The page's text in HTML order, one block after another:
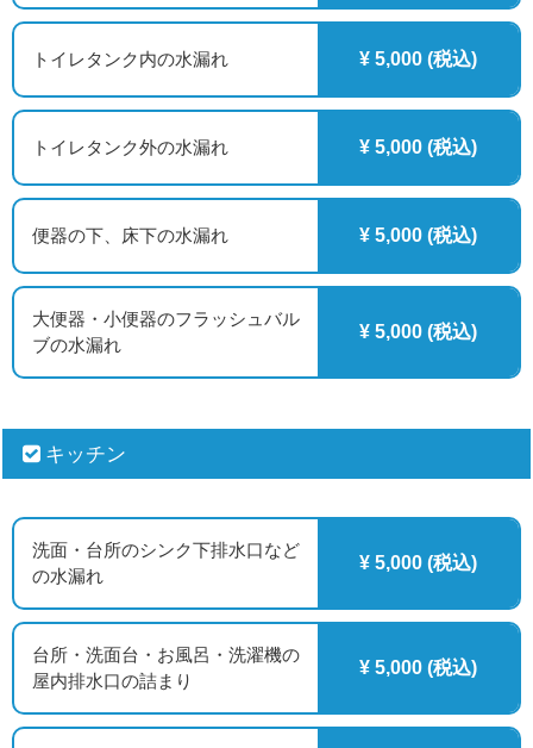
トイレタンク内の水漏れ ¥ 5,000 (税込)
トイレタンク外の水漏れ ¥ 5,000 (税込)
便器の下、床下の水漏れ ¥ 5,000 (税込)
大便器・小便器のフラッシュバル
ブの水漏れ
¥ 5,000 (税込)
キッチン
洗面・台所のシンク下排水口など
の水漏れ
¥ 5,000 (税込)
台所・洗面台・お風呂・洗濯機の
屋内排水口の詰まり
¥ 5,000 (税込)